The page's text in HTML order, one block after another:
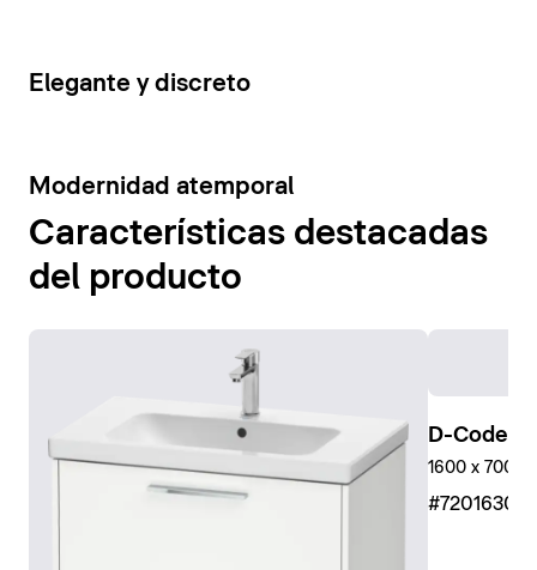
15
Elegante y discreto
10
Modernidad atemporal
Características destacadas
del producto
D-Code
1600 x 700